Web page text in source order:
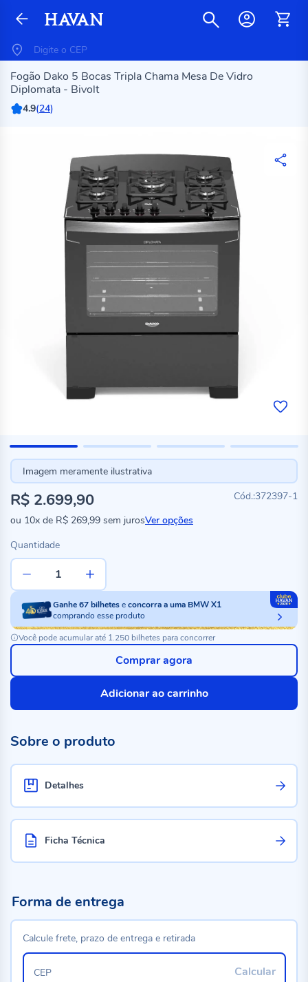
Fogão Dako 5 Bocas Tripla Chama Mesa De Vidro
Diplomata - Bivolt
4.9(24)
Imagem meramente ilustrativa
372397-1
R$ 2.699,90
ou 10x de R$ 269,99 sem jurosVer opções
Quantidade
Ganhe67bilheteseconcorra a uma BMW X1
comprando esse produto
Você pode acumular até 1.250 bilhetes para concorrer
Adicionar ao carrinho
Comprar agora
Sobre o produto
Detalhes
Ficha Técnica
Forma de entrega
Calcule frete, prazo de entrega e retirada
Calcular
CEP